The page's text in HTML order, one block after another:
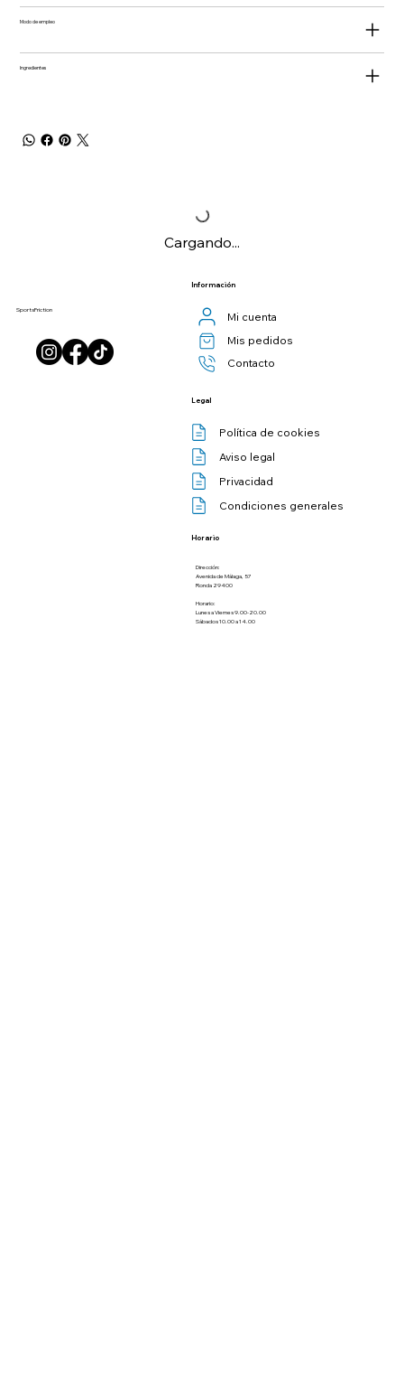
Modo de empleo
Ingredientes
Cargando...
SportsFriction
Legal
Política de cookies
Aviso legal
Privacidad
Condiciones generales
Información
Mi cuenta
Mis pedidos
Contacto
Horario
Dirección:
Avenida de Málaga, 57
Ronda 29400
Horario:
Lunes a Viernes 9.00-20.00
​Sábados 10.00 a 14.00